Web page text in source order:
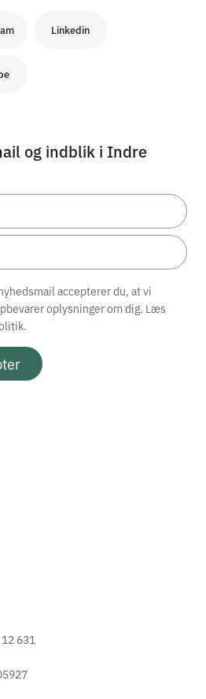
Linkedin
og indblik i Indre
accepterer du, at vi
oplysninger om dig. Læs
631